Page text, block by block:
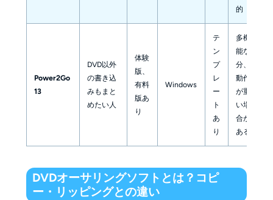
的
Power2Go
13
DVD以外
の書き込
みもまと
めたい人
体験
版、
有料
版あ
り
Windows
テ
ン
プ
レ
ー
ト
あ
り
多機
能な
分、
動作
が重
い場
合が
ある
DVDオーサリングソフトとは？コピ
ー・リッピングとの違い